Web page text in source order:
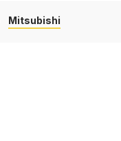
Mitsubishi